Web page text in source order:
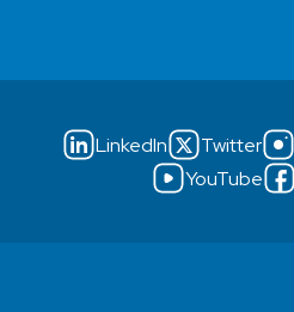
LinkedIn Twitter
YouTube